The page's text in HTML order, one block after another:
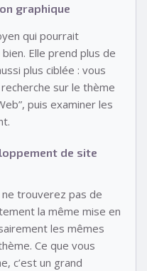
graphique
qui pourrait
Elle prend plus de
plus ciblée : vous
sur le thème
puis examiner les
de site
trouverez pas de
la même mise en
les mêmes
Ce que vous
c’est un grand